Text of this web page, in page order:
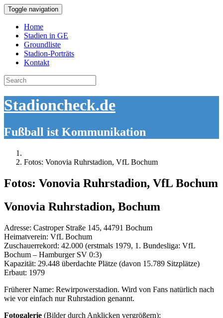
Toggle navigation
Home
Stadien in GE
Groundliste
Stadion-Porträts
Kontakt
Search
for:
Stadioncheck.de
Fußball ist Kommunikation
Fotos: Vonovia Ruhrstadion, VfL Bochum
Fotos: Vonovia Ruhrstadion, VfL Bochum
Vonovia Ruhrstadion, Bochum
Adresse: Castroper Straße 145, 44791 Bochum
Heimatverein: VfL Bochum
Zuschauerrekord: 42.000 (erstmals 1979, 1. Bundesliga: VfL
Bochum – Hamburger SV 0:3)
Kapazität: 29.448 überdachte Plätze (davon 15.789 Sitzplätze)
Erbaut: 1979
Früherer Name: Rewirpowerstadion. Wird von Fans natürlich nach
wie vor einfach nur Ruhrstadion genannt.
Fotogalerie (Bilder durch Anklicken vergrößern):